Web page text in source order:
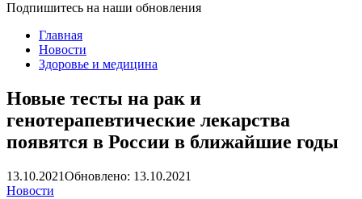
Подпишитесь на наши обновления
Главная
Новости
Здоровье и медицина
Новые тесты на рак и
генотерапевтические лекарства
появятся в России в ближайшие годы
13.10.2021Обновлено: 13.10.2021
Новости